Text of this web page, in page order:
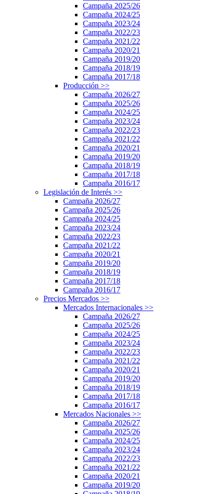
Campaña 2025/26
Campaña 2024/25
Campaña 2023/24
Campaña 2022/23
Campaña 2021/22
Campaña 2020/21
Campaña 2019/20
Campaña 2018/19
Campaña 2017/18
Producción >>
Campaña 2026/27
Campaña 2025/26
Campaña 2024/25
Campaña 2023/24
Campaña 2022/23
Campaña 2021/22
Campaña 2020/21
Campaña 2019/20
Campaña 2018/19
Campaña 2017/18
Campaña 2016/17
Legislación de Interés >>
Campaña 2026/27
Campaña 2025/26
Campaña 2024/25
Campaña 2023/24
Campaña 2022/23
Campaña 2021/22
Campaña 2020/21
Campaña 2019/20
Campaña 2018/19
Campaña 2017/18
Campaña 2016/17
Precios Mercados >>
Mercados Internacionales >>
Campaña 2026/27
Campaña 2025/26
Campaña 2024/25
Campaña 2023/24
Campaña 2022/23
Campaña 2021/22
Campaña 2020/21
Campaña 2019/20
Campaña 2018/19
Campaña 2017/18
Campaña 2016/17
Mercados Nacionales >>
Campaña 2026/27
Campaña 2025/26
Campaña 2024/25
Campaña 2023/24
Campaña 2022/23
Campaña 2021/22
Campaña 2020/21
Campaña 2019/20